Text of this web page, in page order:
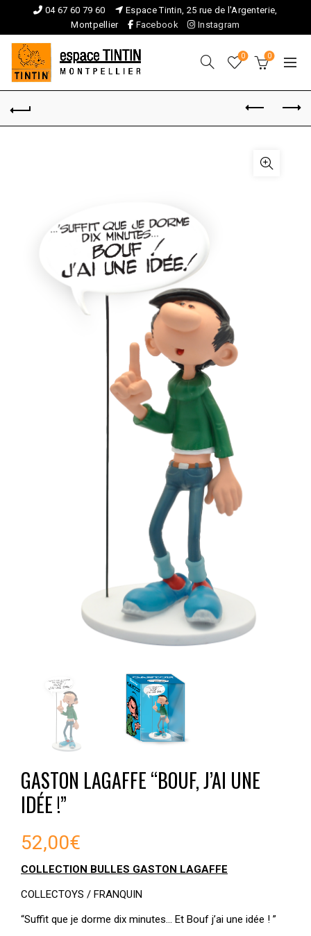
04 67 60 79 60
Espace Tintin, 25 rue de l'Argenterie,
Montpellier
Facebook Instagram
0 0
GASTON LAGAFFE “BOUF, J’AI UNE
IDÉE !”
52,00€
COLLECTION BULLES GASTON LAGAFFE
COLLECTOYS / FRANQUIN
“Suffit que je dorme dix minutes… Et Bouf j’ai une idée ! ”